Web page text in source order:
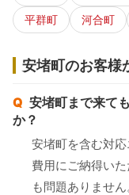
平群町
河合町
安堵町のお客様
安堵町まで来て
か？
安堵町を含む対応
費用にご納得い
も問題ありません